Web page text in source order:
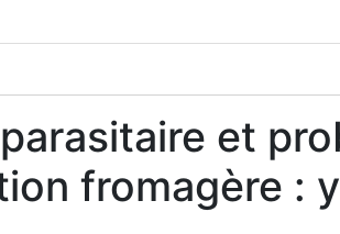
et
fromagère :